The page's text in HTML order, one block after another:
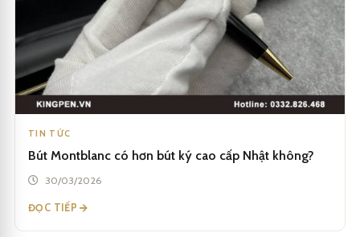
TIN TỨC
Bút Montblanc có hơn bút ký cao cấp Nhật không?
30/03/2026
ĐỌC TIẾP